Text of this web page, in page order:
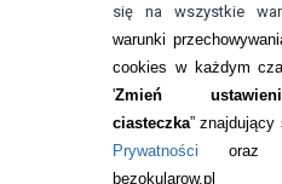
się na wszystkie
warunki
cookies w każdym
'Zmień
ciasteczka”
Prywatności oraz
bezokularow.pl